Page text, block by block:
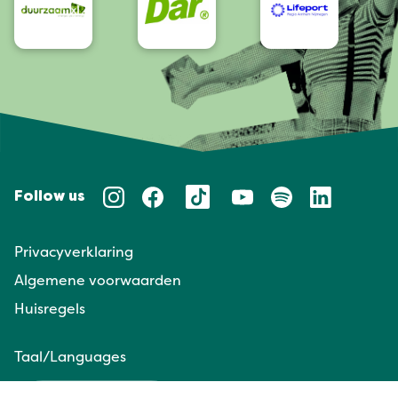
Follow us
Privacyverklaring
Algemene voorwaarden
Huisregels
Taal/Languages